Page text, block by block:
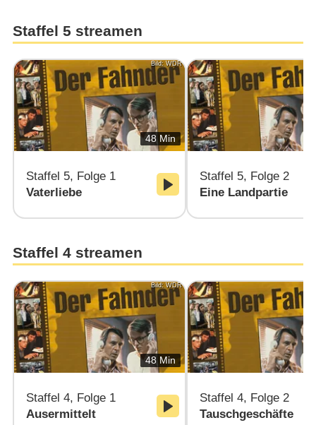
Staffel 5 streamen
Bild: WDR
48 Min
Staffel 5, Folge 1
Vaterliebe
Staffel 5, Folge 2
Eine Landpartie
Staffel 4 streamen
Bild: WDR
48 Min
Staffel 4, Folge 1
Ausermittelt
Staffel 4, Folge 2
Tauschgeschäfte